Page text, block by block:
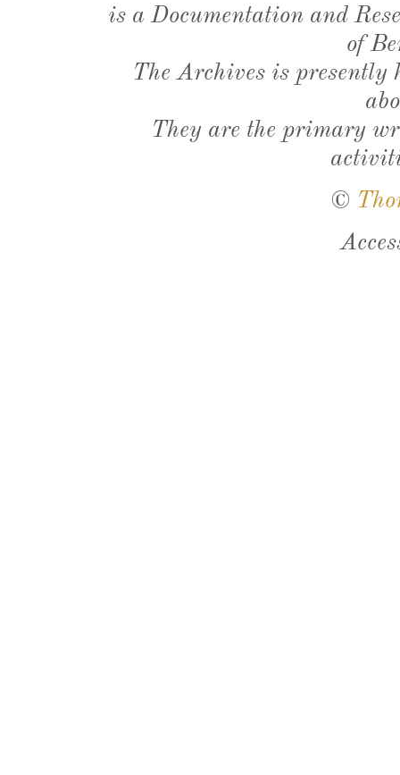
is a Documentation and
of
The Archives is presently
They are the primary
©